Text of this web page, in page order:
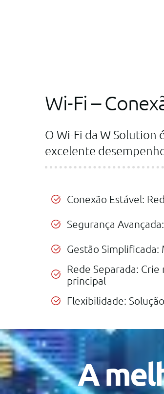
Wi-Fi –
O Wi-Fi da W Solution
excelente
Conexão Estável:
Segurança
Gestão
Rede Separada:
principal
Flexibilidade:
A